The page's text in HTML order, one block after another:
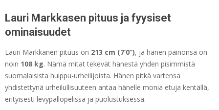
Lauri Markkasen pituus ja fyysiset
ominaisuudet
Lauri Markkanen pituus on 213 cm (7’0”), ja hänen painonsa on
noin 108 kg. Nämä mitat tekevät hänestä yhden pisimmistä
suomalaisista huippu-urheilijoista. Hänen pitkä vartensa
yhdistettynä urheilullisuuteen antaa hänelle monia etuja kentällä,
erityisesti levypallopelissä ja puolustuksessa.